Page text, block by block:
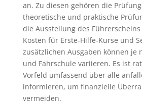
an. Zu diesen gehören die
theoretische und praktische
die Ausstellung des
Kosten für Erste-Hilfe-Kurse und
zusätzlichen Ausgaben können je
und Fahrschule variieren. Es ist
Vorfeld umfassend über alle
informieren, um finanzielle
vermeiden.